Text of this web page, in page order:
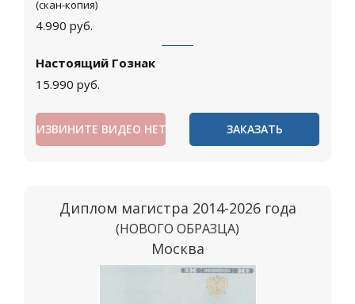
(скан-копия)
4.990 руб.
Настоящий Гознак
15.990 руб.
ИЗВИНИТЕ ВИДЕО НЕТ ЗАКАЗАТЬ
Диплом магистра 2014-2026 года
(НОВОГО ОБРАЗЦА)
Москва